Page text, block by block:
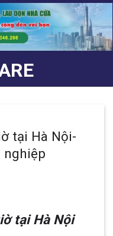
tại Hà Nội-
nghiệp
tại Hà Nội